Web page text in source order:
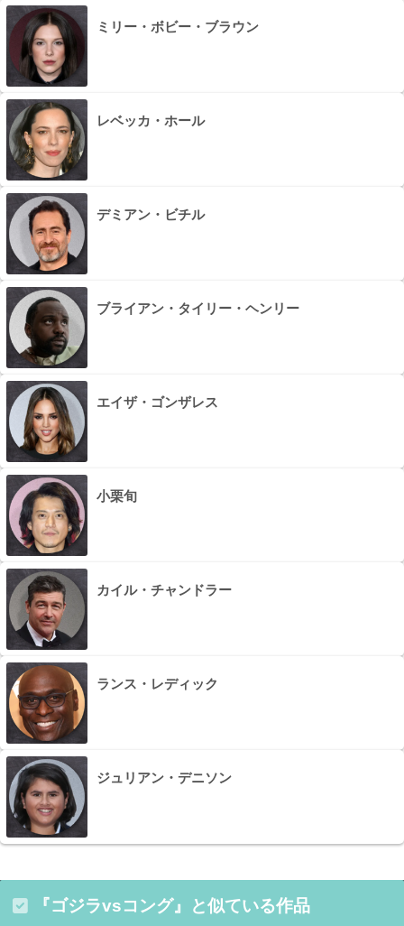
ミリー・ボビー・ブラウン
レベッカ・ホール
デミアン・ビチル
ブライアン・タイリー・ヘンリー
エイザ・ゴンザレス
小栗旬
カイル・チャンドラー
ランス・レディック
ジュリアン・デニソン
『ゴジラvsコング』と似ている作品